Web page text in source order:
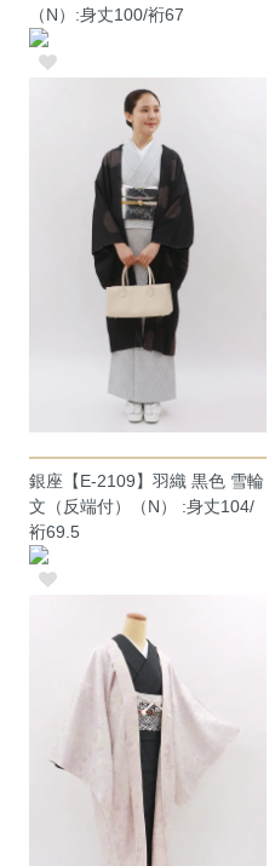
（N）:身丈100/裄67
銀座【E-2109】羽織 黒色 雪輪
文（反端付）（N） :身丈104/
裄69.5